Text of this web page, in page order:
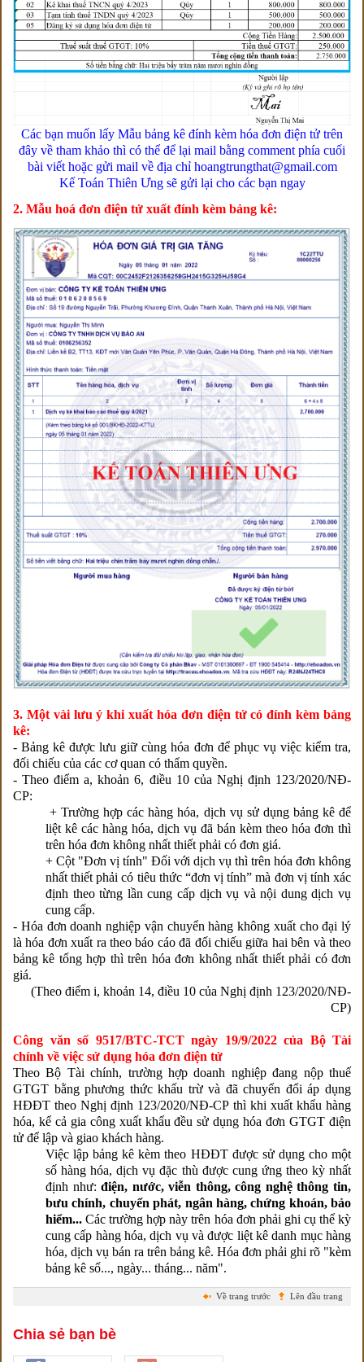
Các bạn muốn lấy Mẫu bảng kê đính kèm hóa đơn điện tử trên
đây về tham khảo thì có thể để lại mail bằng comment phía cuối
bài viết hoặc gửi mail về địa chỉ hoangtrungthat@gmail.com
Kế Toán Thiên Ưng sẽ gửi lại cho các bạn ngay
2. Mẫu hoá đơn điện tử xuất đính kèm bảng kê:
3. Một vài lưu ý khi xuất hóa đơn điện tử có đính kèm bảng
kê:
- Bảng kê được lưu giữ cùng hóa đơn để phục vụ việc kiểm tra,
đối chiếu của các cơ quan có thẩm quyền.
- Theo điểm a, khoản 6, điều 10 của Nghị định 123/2020/NĐ-
CP:
+ Trường hợp các hàng hóa, dịch vụ sử dụng bảng kê để
liệt kê các hàng hóa, dịch vụ đã bán kèm theo hóa đơn thì
trên hóa đơn không nhất thiết phải có đơn giá.
+ Cột "Đơn vị tính" Đối với dịch vụ thì trên hóa đơn không
nhất thiết phải có tiêu thức “đơn vị tính” mà đơn vị tính xác
định theo từng lần cung cấp dịch vụ và nội dung dịch vụ
cung cấp.
- Hóa đơn doanh nghiệp vận chuyển hàng không xuất cho đại lý
là hóa đơn xuất ra theo báo cáo đã đối chiếu giữa hai bên và theo
bảng kê tổng hợp thì trên hóa đơn không nhất thiết phải có đơn
giá.
(Theo điểm i, khoản 14, điều 10 của Nghị định 123/2020/NĐ-
CP)
Công văn số 9517/BTC-TCT ngày 19/9/2022 của Bộ Tài
chính về việc sử dụng hóa đơn điện tử
Theo Bộ Tài chính, trường hợp doanh nghiệp đang nộp thuế
GTGT bằng phương thức khấu trừ và đã chuyển đổi áp dụng
HĐĐT theo Nghị định 123/2020/NĐ-CP thì khi xuất khẩu hàng
hóa, kể cả gia công xuất khẩu đều sử dụng hóa đơn GTGT điện
tử để lập và giao khách hàng.
Việc lập bảng kê kèm theo HĐĐT được sử dụng cho một
số hàng hóa, dịch vụ đặc thù được cung ứng theo kỳ nhất
định như:điện, nước, viễn thông, công nghệ thông tin,
bưu chính, chuyển phát, ngân hàng, chứng khoán, bảo
hiểm... Các trường hợp này trên hóa đơn phải ghi cụ thể kỳ
cung cấp hàng hóa, dịch vụ và được liệt kê danh mục hàng
hóa, dịch vụ bán ra trên bảng kê. Hóa đơn phải ghi rõ "kèm
bảng kê số..., ngày... tháng... năm".
Lên đầu trang
Về trang trước
Chia sẻ bạn bè